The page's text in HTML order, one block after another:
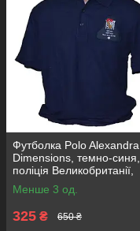
Футболка Polo Alexandra
Dimensions, темно-синя,
поліція Великобританії,
оригінал
Менше 3 од.
325 ₴ 650 ₴